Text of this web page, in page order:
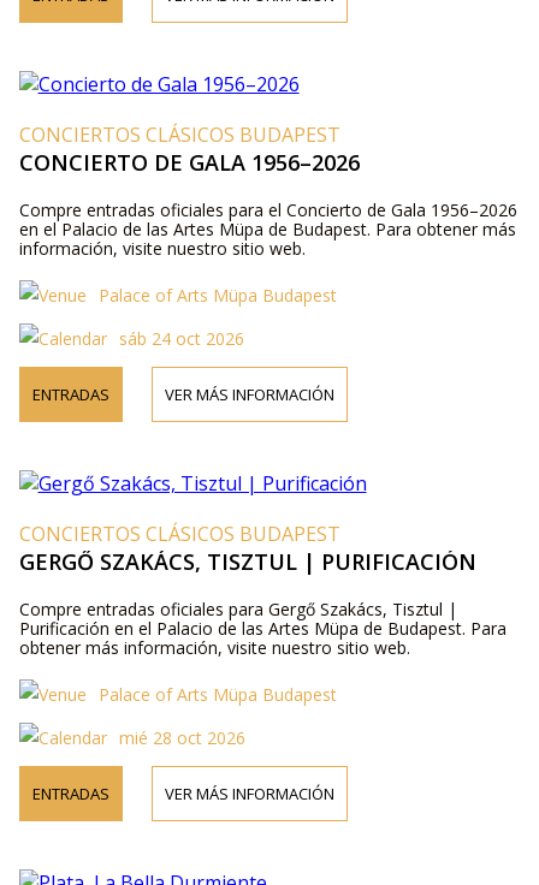
CONCIERTOS CLÁSICOS BUDAPEST
CONCIERTO DE GALA 1956–2026
Compre entradas oficiales para el Concierto de Gala 1956–2026
en el Palacio de las Artes Müpa de Budapest. Para obtener más
información, visite nuestro sitio web.
Palace of Arts Müpa Budapest
sáb 24 oct 2026
ENTRADAS VER MÁS INFORMACIÓN
CONCIERTOS CLÁSICOS BUDAPEST
GERGŐ SZAKÁCS, TISZTUL | PURIFICACIÓN
Compre entradas oficiales para Gergő Szakács, Tisztul |
Purificación en el Palacio de las Artes Müpa de Budapest. Para
obtener más información, visite nuestro sitio web.
Palace of Arts Müpa Budapest
mié 28 oct 2026
ENTRADAS VER MÁS INFORMACIÓN